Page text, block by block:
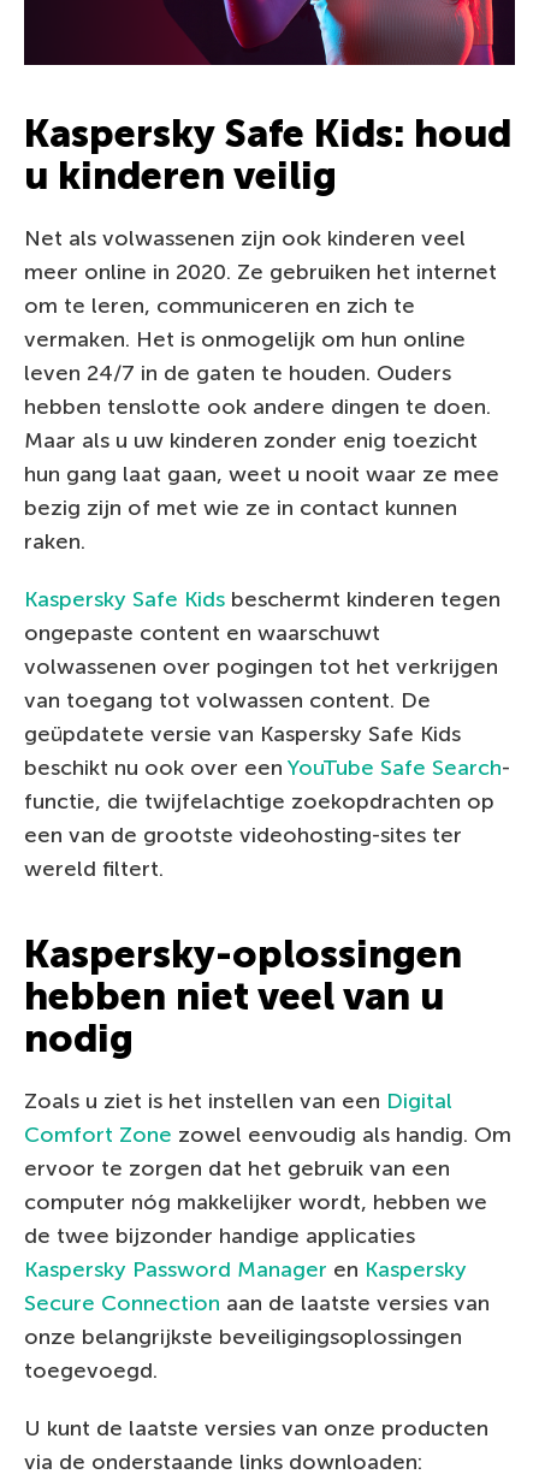
Kaspersky Safe Kids: houd
u kinderen veilig
Net als volwassenen zijn ook kinderen veel
meer online in 2020. Ze gebruiken het internet
om te leren, communiceren en zich te
vermaken. Het is onmogelijk om hun online
leven 24/7 in de gaten te houden. Ouders
hebben tenslotte ook andere dingen te doen.
Maar als u uw kinderen zonder enig toezicht
hun gang laat gaan, weet u nooit waar ze mee
bezig zijn of met wie ze in contact kunnen
raken.
Kaspersky Safe Kids beschermt kinderen tegen
ongepaste content en waarschuwt
volwassenen over pogingen tot het verkrijgen
van toegang tot volwassen content. De
geüpdatete versie van Kaspersky Safe Kids
beschikt nu ook over een YouTube Safe Search-
functie, die twijfelachtige zoekopdrachten op
een van de grootste videohosting-sites ter
wereld filtert.
Kaspersky-oplossingen
hebben niet veel van u
nodig
Zoals u ziet is het instellen van een Digital
Comfort Zone zowel eenvoudig als handig. Om
ervoor te zorgen dat het gebruik van een
computer nóg makkelijker wordt, hebben we
de twee bijzonder handige applicaties
Kaspersky Password Manager en Kaspersky
Secure Connection aan de laatste versies van
onze belangrijkste beveiligingsoplossingen
toegevoegd.
U kunt de laatste versies van onze producten
via de onderstaande links downloaden: